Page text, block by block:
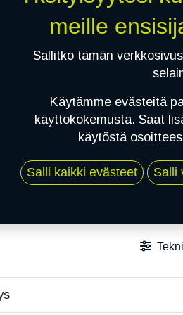
meille
Sallitko tämän
Käytämme evästeitä
käyttökokemusta. Saat
käytöstä
Salli kaikki evästeet Salli